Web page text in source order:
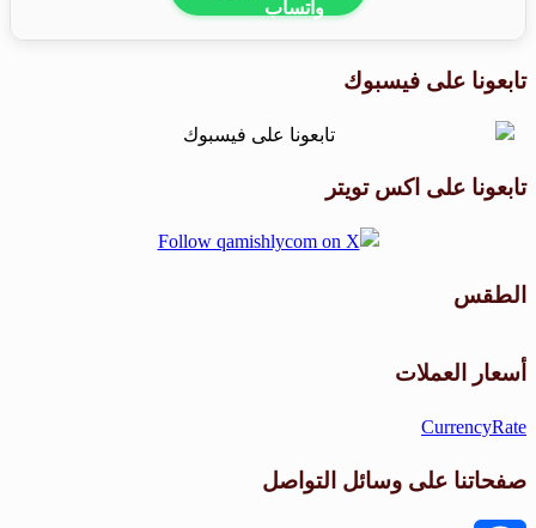
تابعونا على فيسبوك
تابعونا على اكس تويتر
الطقس
أسعار العملات
CurrencyRate
صفحاتنا على وسائل التواصل